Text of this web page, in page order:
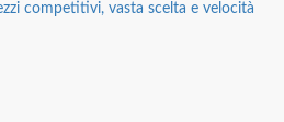
competitivi, vasta scelta e velocità